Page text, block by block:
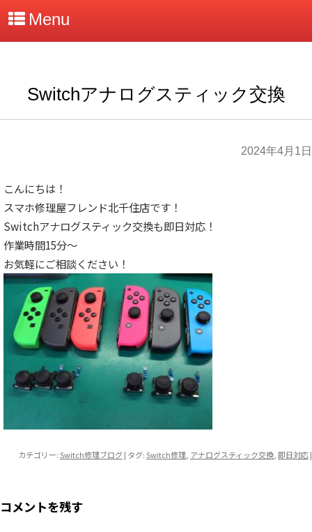
Menu
Switchアナログスティック交換
2024年4月1日
こんにちは！
スマホ修理屋フレンド北千住店です！
Switchアナログスティック交換も即日対応！
作業時間15分～
お気軽にご相談ください！
カテゴリー: Switch修理ブログ| タグ: Switch修理 アナログスティック交換 即日対応|
コメントを残す